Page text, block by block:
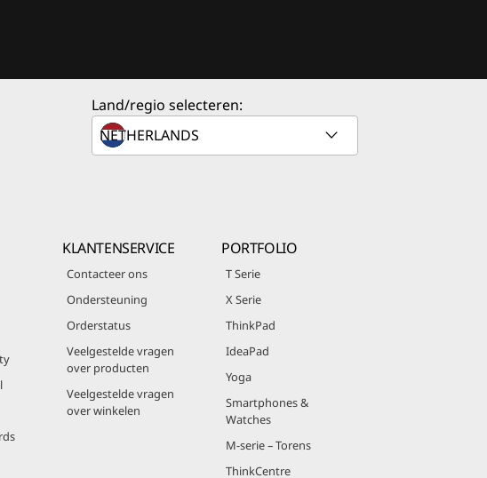
Land/regio selecteren:
KLANTENSERVICE
Contacteer ons
Ondersteuning
Orderstatus
Veelgestelde vragen
over producten
Veelgestelde vragen
over winkelen
PORTFOLIO
T Serie
X Serie
ThinkPad
IdeaPad
Yoga
Smartphones &
Watches
M-serie – Torens
ThinkCentre